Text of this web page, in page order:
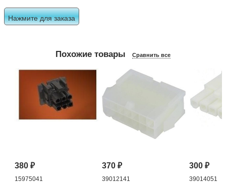
Нажмите для заказа
Похожие товары Сравнить все
380₽
15975041
370₽
39012141
300₽
39014051